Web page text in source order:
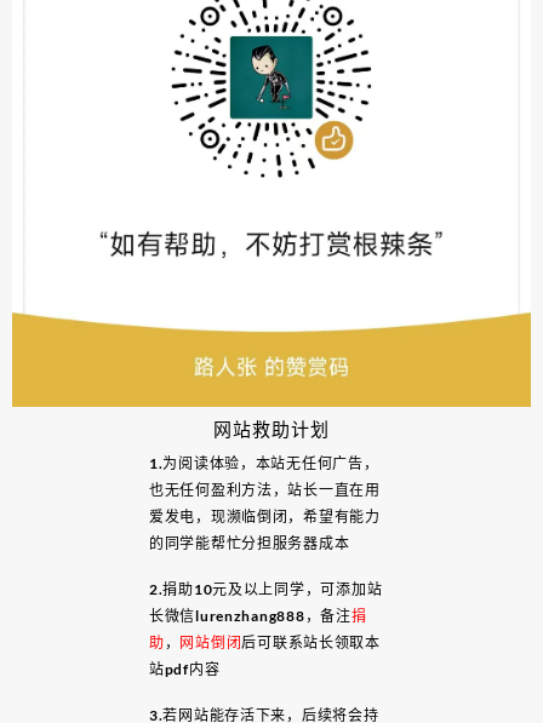
网站救助计划
1.为阅读体验，本站无任何广告，
也无任何盈利方法，站长一直在用
爱发电，现濒临倒闭，希望有能力
的同学能帮忙分担服务器成本
2.捐助10元及以上同学，可添加站
长微信lurenzhang888，备注捐
助 ， 网站倒闭后可联系站长领取本
站pdf内容
3.若网站能存活下来，后续将会持